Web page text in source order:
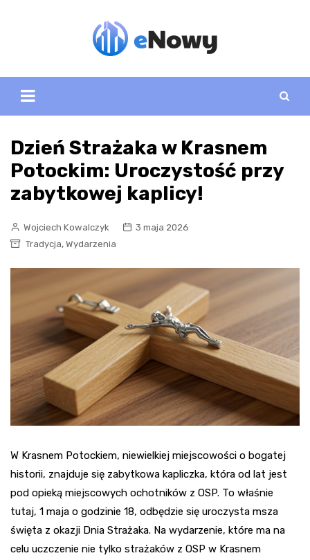
Dzień Strażaka w Krasnem
Potockim: Uroczystość przy
zabytkowej kaplicy!
Wojciech Kowalczyk
3 maja 2026
Tradycja, Wydarzenia
W Krasnem Potockiem, niewielkiej miejscowości o bogatej
historii, znajduje się zabytkowa kapliczka, która od lat jest
pod opieką miejscowych ochotników z OSP. To właśnie
tutaj, 1 maja o godzinie 18, odbędzie się uroczysta msza
święta z okazji Dnia Strażaka. Na wydarzenie, które ma na
celu uczczenie nie tylko strażaków z OSP w Krasnem